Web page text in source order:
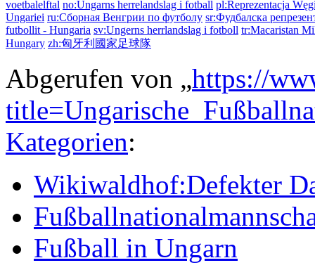
voetbalelftal no:Ungarns herrelandslag i fotball pl:Reprezentacja
Ungariei ru:Сборная Венгрии по футболу sr:Фудбалска
futbollit - Hungaria sv:Ungerns herrlandslag i fotboll tr:Macaristan
Hungary zh:匈牙利國家足球隊
Abgerufen von „https://
Kategorien:
Wikiwaldhof:Defekter
Fußball in Ungarn